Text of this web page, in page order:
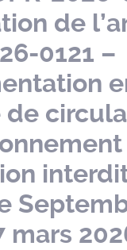
de
0121 –
de
mars